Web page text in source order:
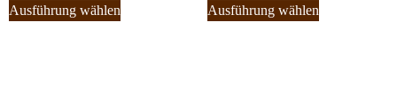
Ausführung wählen Ausführung wählen